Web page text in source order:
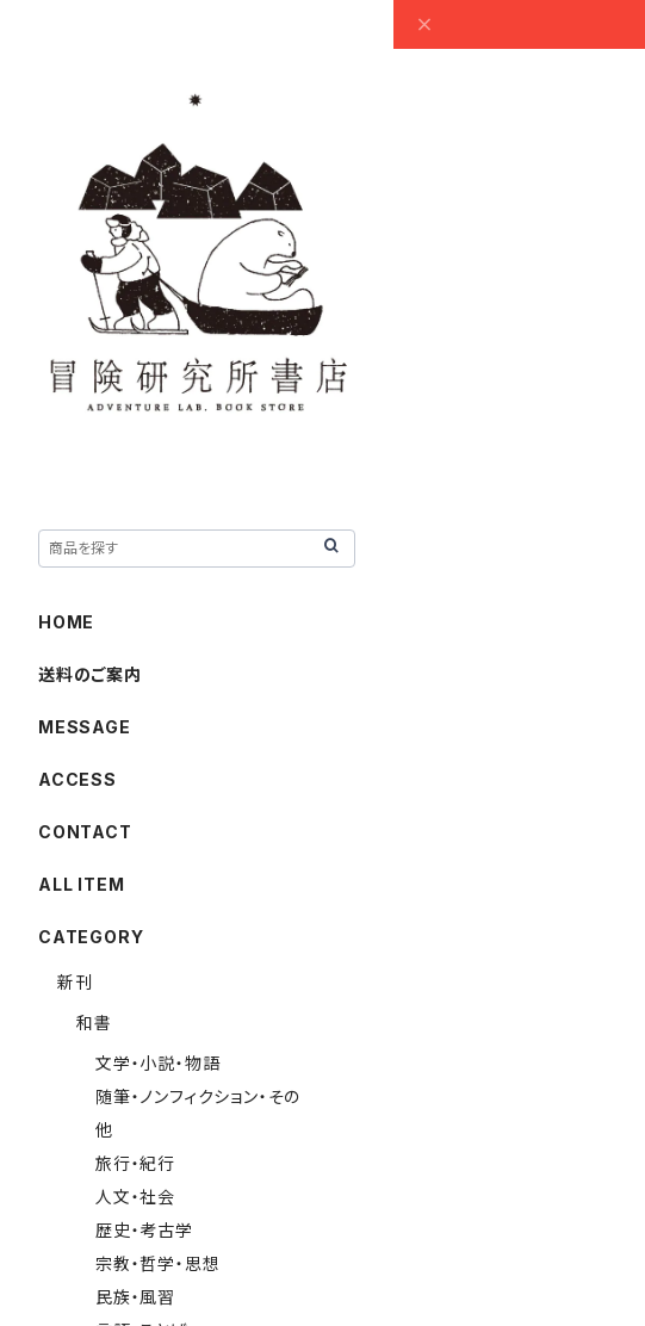
HOME
送料のご案内
MESSAGE
ACCESS
CONTACT
ALL ITEM
CATEGORY
新刊
和書
文学・小説・物語
随筆・ノンフィクション・その
他
旅行・紀行
人文・社会
歴史・考古学
宗教・哲学・思想
民族・風習